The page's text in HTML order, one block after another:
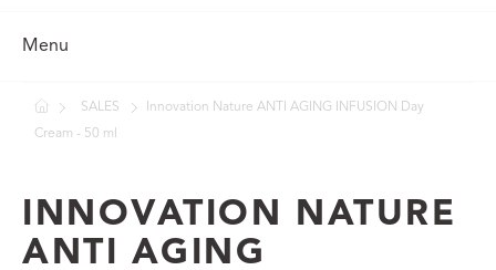
Menu
SALES
Innovation Nature ANTI AGING INFUSION Day
Cream - 50 ml
INNOVATION NATURE
ANTI AGING